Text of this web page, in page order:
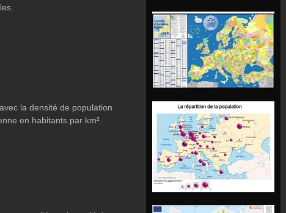
la densité de population
en habitants par km².